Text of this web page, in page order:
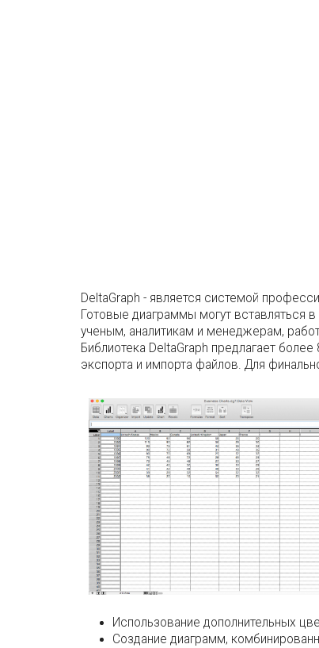
DeltaGraph - является системой
Готовые диаграммы могут вставляться
ученым, аналитикам и менеджерам,
Библиотека DeltaGraph предлагает
экспорта и импорта файлов. Для
Использование дополнительных
Создание диаграмм,